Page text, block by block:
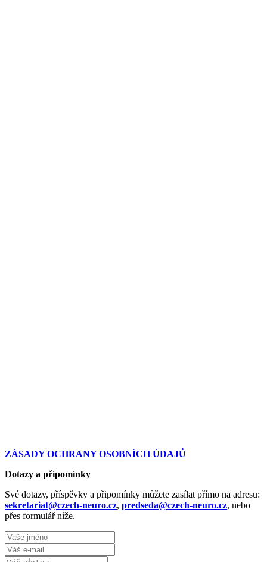
ZÁSADY OCHRANY OSOBNÍCH ÚDAJŮ
Dotazy a přípomínky
Své dotazy, příspěvky a připomínky můžete zasílat přímo na adresu:
sekretariat@czech-neuro.cz, predseda@czech-neuro.cz, nebo
přes formulář níže.